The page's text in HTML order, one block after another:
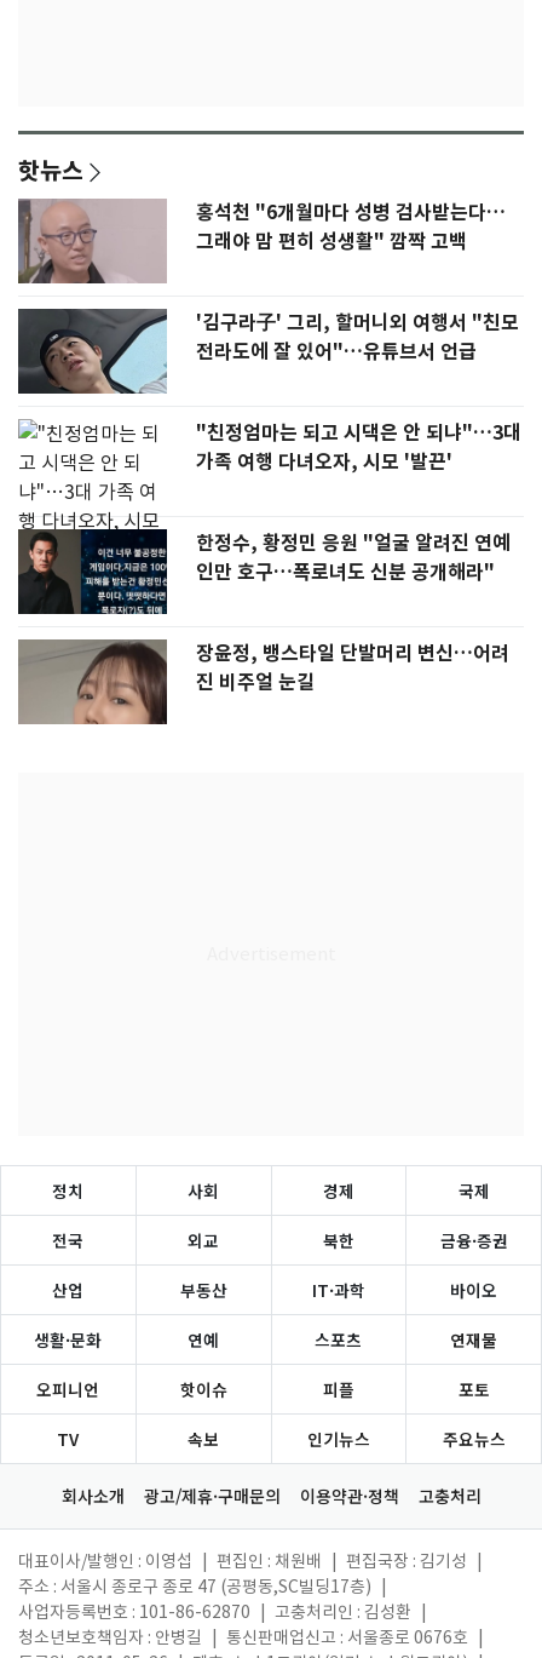
핫뉴스
홍석천 "6개월마다 성병 검사받는다…
그래야 맘 편히 성생활" 깜짝 고백
'김구라子' 그리, 할머니외 여행서 "친모
전라도에 잘 있어"…유튜브서 언급
"친정엄마는 되고 시댁은 안 되냐"…3대
가족 여행 다녀오자, 시모 '발끈'
한정수, 황정민 응원 "얼굴 알려진 연예
인만 호구…폭로녀도 신분 공개해라"
장윤정, 뱅스타일 단발머리 변신…어려
진 비주얼 눈길
정치 사회 경제 국제
전국 외교 북한 금융·증권
산업 부동산 IT·과학 바이오
생활·문화 연예 스포츠 연재물
오피니언 핫이슈 피플 포토
TV 속보 인기뉴스 주요뉴스
회사소개 광고/제휴·구매문의 이용약관·정책 고충처리
대표이사/발행인 : 이영섭 편집인 : 채원배 편집국장 : 김기성
주소 : 서울시 종로구 종로 47 (공평동,SC빌딩17층)
사업자등록번호 : 101-86-62870
고충처리인 : 김성환
청소년보호책임자 : 안병길
통신판매업신고 : 서울종로 0676호